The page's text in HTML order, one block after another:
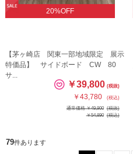
20%OFF
【茅ヶ崎店 関東一部地域限定 展示
特価品】 サイドボード CW 80
サ...
￥39,800 (税抜)
￥43,780
(税込)
通常価格 ￥49,900 (税抜)
￥54,890 (税込)
79件あります